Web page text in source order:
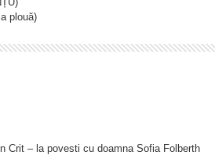
plouă)
– la povesti cu doamna Sofia Folberth